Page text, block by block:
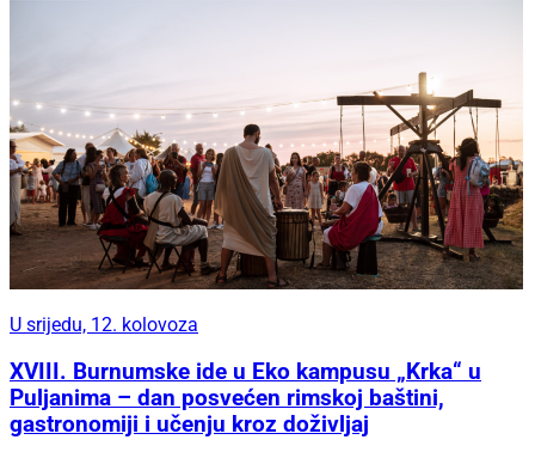
U srijedu, 12. kolovoza
XVIII. Burnumske ide u Eko kampusu „Krka“ u
Puljanima – dan posvećen rimskoj baštini,
gastronomiji i učenju kroz doživljaj